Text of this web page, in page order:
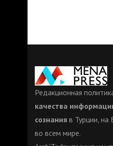
Редакционная
качества
сознания в Турции,
во всем мире.